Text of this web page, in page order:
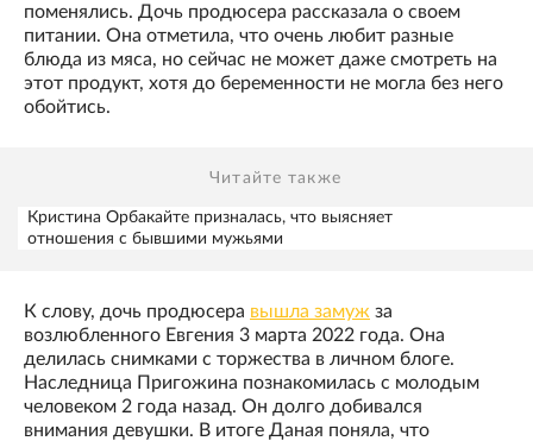
поменялись. Дочь продюсера рассказала о своем
питании. Она отметила, что очень любит разные
блюда из мяса, но сейчас не может даже смотреть на
этот продукт, хотя до беременности не могла без него
обойтись.
Читайте также
Кристина Орбакайте призналась, что выясняет
отношения с бывшими мужьями
К слову, дочь продюсера вышла замуж за
возлюбленного Евгения 3 марта 2022 года. Она
делилась снимками с торжества в личном блоге.
Наследница Пригожина познакомилась с молодым
человеком 2 года назад. Он долго добивался
внимания девушки. В итоге Даная поняла, что